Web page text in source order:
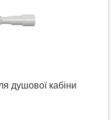
душової кабіни